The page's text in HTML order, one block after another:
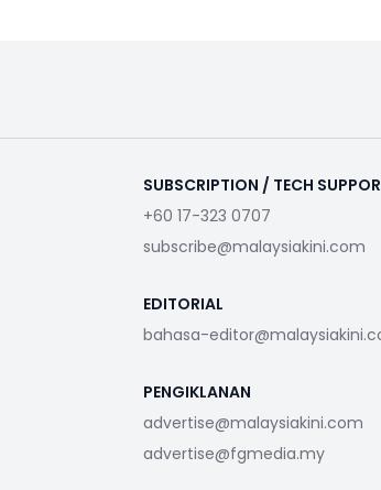
SUBSCRIPTION / TECH
+60 17-323 0707
subscribe@malaysiakini.com
EDITORIAL
bahasa-
PENGIKLANAN
advertise@malaysiakini.com
advertise@fgmedia.my